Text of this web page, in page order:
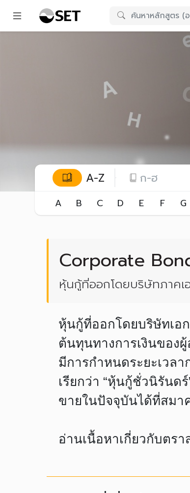
A-Z ก-ฮ
A B C D E F G
Corporate
หุ้นกู้ที่ออกโดยบริษัทภาคเ
หุ้นกู้ที่ออกโดยบริษัทเอ
ต้นทุนทางการเงินของ
มีการกำหนดระยะเวล
เรียกว่า “หุ้นกู้ชั่วนิรันด
ขายในปัจจุบันได้ที่สมา
อ่านเนื้อหาเกี่ยวกับตรา